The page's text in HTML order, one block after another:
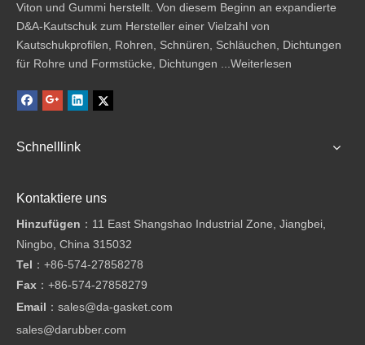
Viton und Gummi herstellt. Von diesem Beginn an expandierte
D&A-Kautschuk zum Hersteller einer Vielzahl von
Kautschukprofilen, Rohren, Schnüren, Schläuchen, Dichtungen
für Rohre und Formstücke, Dichtungen ... Weiterlesen
Schnelllink
Kontaktiere uns
Hinzufügen ：11 East Shangshao Industrial Zone, Jiangbei,
Ningbo, China 315032
Tel ： +86-574-27858278
Fax ： +86-574-27858279
Email ： sales@da-gasket.com
sales@darubber.com